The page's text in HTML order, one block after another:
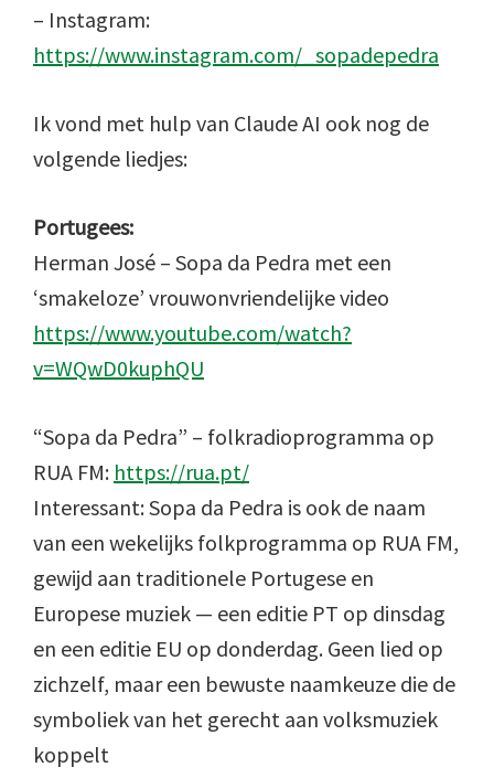
– Instagram:
https://www.instagram.com/_sopadepedra
Ik vond met hulp van Claude AI ook nog de
volgende liedjes:
Portugees:
Herman José – Sopa da Pedra met een
‘smakeloze’ vrouwonvriendelijke video
https://www.youtube.com/watch?
v=WQwD0kuphQU
“Sopa da Pedra” – folkradioprogramma op
RUA FM: https://rua.pt/
Interessant: Sopa da Pedra is ook de naam
van een wekelijks folkprogramma op RUA FM,
gewijd aan traditionele Portugese en
Europese muziek — een editie PT op dinsdag
en een editie EU op donderdag. Geen lied op
zichzelf, maar een bewuste naamkeuze die de
symboliek van het gerecht aan volksmuziek
koppelt